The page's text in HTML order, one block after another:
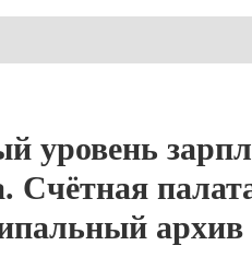
уровень
Счётная
архив